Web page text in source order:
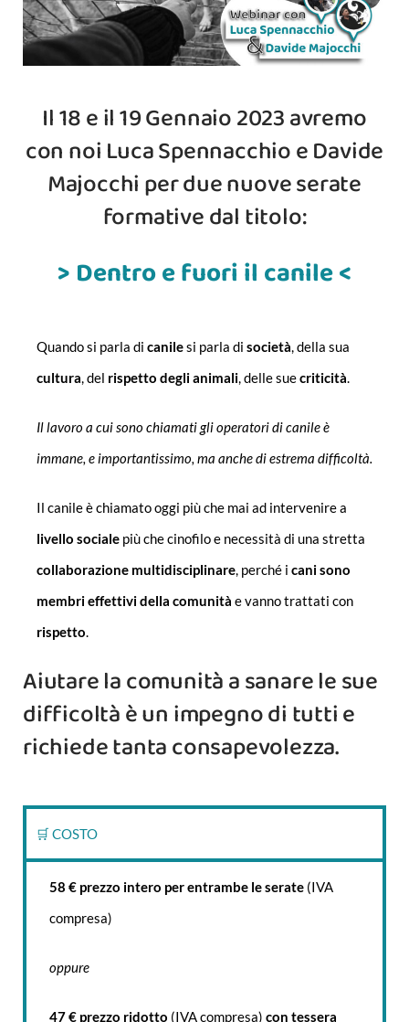
Il 18 e il 19 Gennaio 2023 avremo
con noi Luca Spennacchio e Davide
Majocchi per due nuove serate
formative dal titolo:
> Dentro e fuori il canile <
Quando si parla di canilesi parla di società, della sua
cultura, del rispetto degli animali, delle suecriticità.
Il lavoro a cui sono chiamati gli operatori di canile è
immane, e importantissimo, ma anche di estrema difficoltà.
Il canile è chiamato oggi più che mai ad intervenire a
livello sociale più che cinofilo e necessità di una stretta
collaborazione multidisciplinare, perché i cani sono
membri effettivi della comunità e vanno trattati con
rispetto.
Aiutare la comunità a sanare le sue
difficoltà è un impegno di tutti e
richiede tanta consapevolezza.
🛒 COSTO
58 € prezzo intero per entrambe le serate (IVA
compresa)
oppure
47 € prezzo ridotto (IVA compresa) con tessera